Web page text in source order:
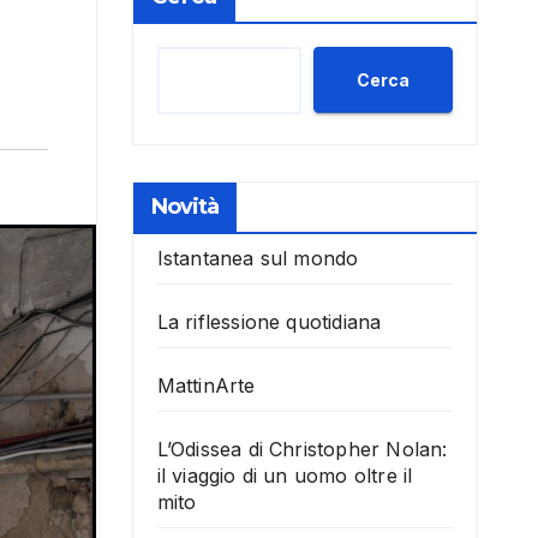
Cerca
Novità
Istantanea sul mondo
La riflessione quotidiana
MattinArte
L’Odissea di Christopher Nolan:
il viaggio di un uomo oltre il
mito